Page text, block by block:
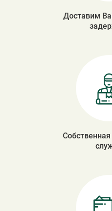
Доставим